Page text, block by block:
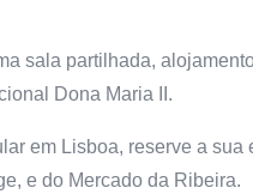
sala partilhada,
Dona Maria II.
em Lisboa, reserve a sua
e do Mercado da Ribeira.